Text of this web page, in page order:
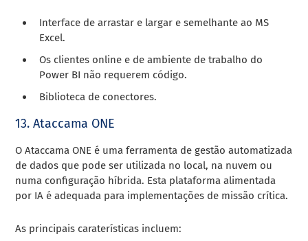
Interface de arrastar e largar e semelhante ao MS
Excel.
Os clientes online e de ambiente de trabalho do
Power BI não requerem código.
Biblioteca de conectores.
13. Ataccama ONE
O Ataccama ONE é uma ferramenta de gestão automatizada
de dados que pode ser utilizada no local, na nuvem ou
numa configuração híbrida. Esta plataforma alimentada
por IA é adequada para implementações de missão crítica.
As principais caraterísticas incluem: